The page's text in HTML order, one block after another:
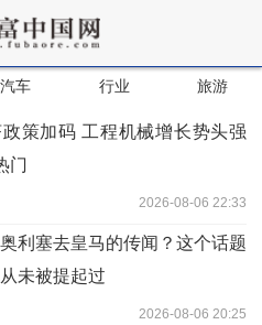
汽车 行业 旅游
策加码 工程机械增长势头强
门
2026-08-06 22:33
利塞去皇马的传闻？这个话题
未被提起过
2026-08-06 20:25